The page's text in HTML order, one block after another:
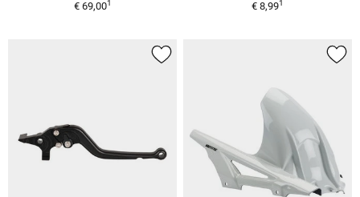
€ 69,001
€ 8,991